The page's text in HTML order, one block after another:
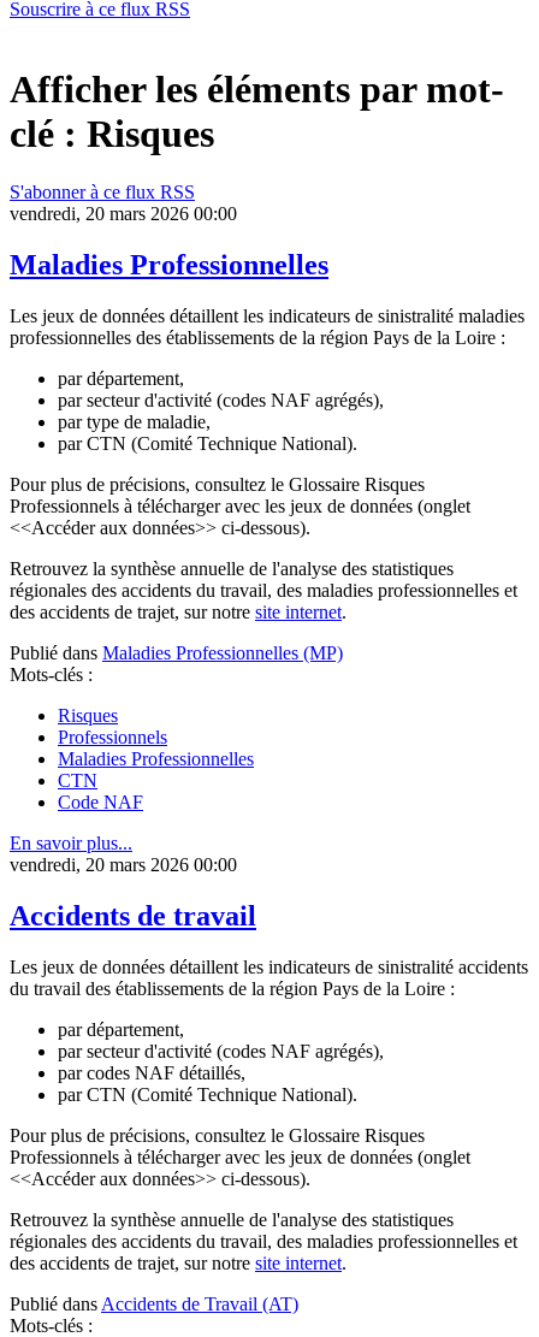
Souscrire à ce flux RSS
Afficher les éléments par mot-
clé : Risques
S'abonner à ce flux RSS
vendredi, 20 mars 2026 00:00
Maladies Professionnelles
Les jeux de données détaillent les indicateurs de sinistralité maladies
professionnelles des établissements de la région Pays de la Loire :
par département,
par secteur d'activité (codes NAF agrégés),
par type de maladie,
par CTN (Comité Technique National).
Pour plus de précisions, consultez le Glossaire Risques
Professionnels à télécharger avec les jeux de données (onglet
<<Accéder aux données>> ci-dessous).
Retrouvez la synthèse annuelle de l'analyse des statistiques
régionales des accidents du travail, des maladies professionnelles et
des accidents de trajet, sur notre site internet.
Publié dans Maladies Professionnelles (MP)
Mots-clés :
Risques
Professionnels
Maladies Professionnelles
CTN
Code NAF
En savoir plus...
vendredi, 20 mars 2026 00:00
Accidents de travail
Les jeux de données détaillent les indicateurs de sinistralité accidents
du travail des établissements de la région Pays de la Loire :
par département,
par secteur d'activité (codes NAF agrégés),
par codes NAF détaillés,
par CTN (Comité Technique National).
Pour plus de précisions, consultez le Glossaire Risques
Professionnels à télécharger avec les jeux de données (onglet
<<Accéder aux données>> ci-dessous).
Retrouvez la synthèse annuelle de l'analyse des statistiques
régionales des accidents du travail, des maladies professionnelles et
des accidents de trajet, sur notre site internet.
Publié dans Accidents de Travail (AT)
Mots-clés :